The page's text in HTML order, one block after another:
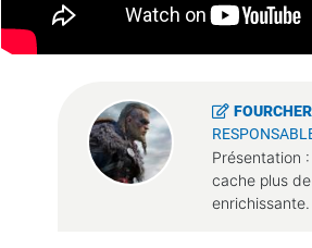
Présentation
cache plus
enrichissante.